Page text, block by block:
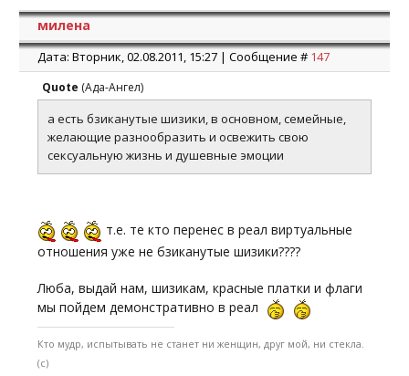
милена
Дата: Вторник, 02.08.2011, 15:27 | Сообщение # 147
Quote (Ада-Ангел)
а есть бзиканутые шизики, в основном, семейные,
желающие разнообразить и освежить свою
сексуальную жизнь и душевные эмоции
т.е. те кто перенес в реал виртуальные
отношения уже не бзиканутые шизики????
Люба, выдай нам, шизикам, красные платки и флаги
мы пойдем демонстративно в реал
Кто мудр, испытывать не станет ни женщин, друг мой, ни стекла.
(с)